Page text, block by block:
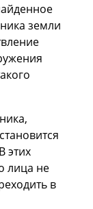
земли
этих
лица не
в